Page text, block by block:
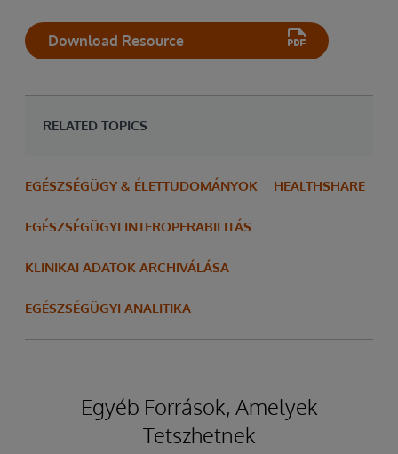
Download Resource
RELATED TOPICS
EGÉSZSÉGÜGY & ÉLETTUDOMÁNYOK HEALTHSHARE
EGÉSZSÉGÜGYI INTEROPERABILITÁS
KLINIKAI ADATOK ARCHIVÁLÁSA
EGÉSZSÉGÜGYI ANALITIKA
Egyéb Források, Amelyek
Tetszhetnek